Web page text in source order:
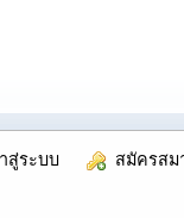
สู่ระบบ สมัครสม